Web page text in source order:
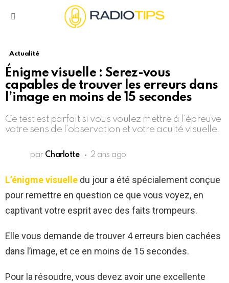
Actualité
Énigme visuelle : Serez-vous
capables de trouver les erreurs dans
l’image en moins de 15 secondes
Ce test est parfait si vous voulez mettre à l’épreuve
votre sens de l’observation et votre acuité visuelle.
par Charlotte 2 ans ago
L’énigme visuelle du jour a été spécialement conçue
pour remettre en question ce que vous voyez, en
captivant votre esprit avec des faits trompeurs.
Elle vous demande de trouver 4 erreurs bien cachées
dans l’image, et ce en moins de 15 secondes.
Pour la résoudre, vous devez avoir une excellente